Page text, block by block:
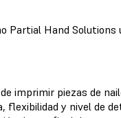
Partial Hand Solutions
imprimir piezas de
flexibilidad y nivel de